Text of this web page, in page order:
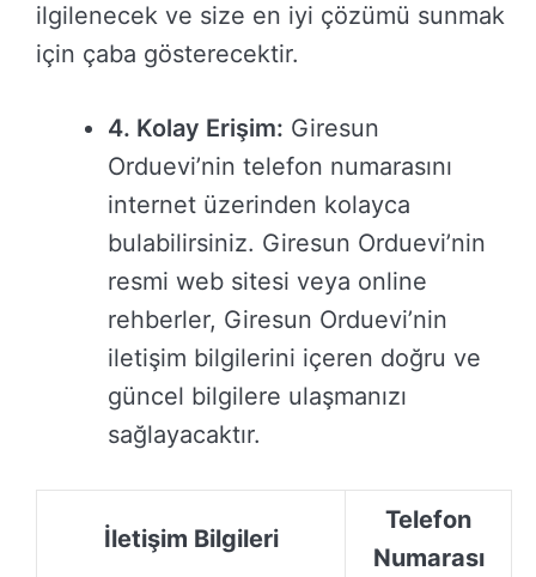
ilgilenecek ve size en iyi çözümü sunmak
için çaba gösterecektir.
4. Kolay Erişim: Giresun
Orduevi’nin telefon numarasını
internet üzerinden kolayca
bulabilirsiniz. Giresun Orduevi’nin
resmi web sitesi veya online
rehberler, Giresun Orduevi’nin
iletişim bilgilerini içeren doğru ve
güncel bilgilere ulaşmanızı
sağlayacaktır.
İletişim Bilgileri
Telefon
Numarası